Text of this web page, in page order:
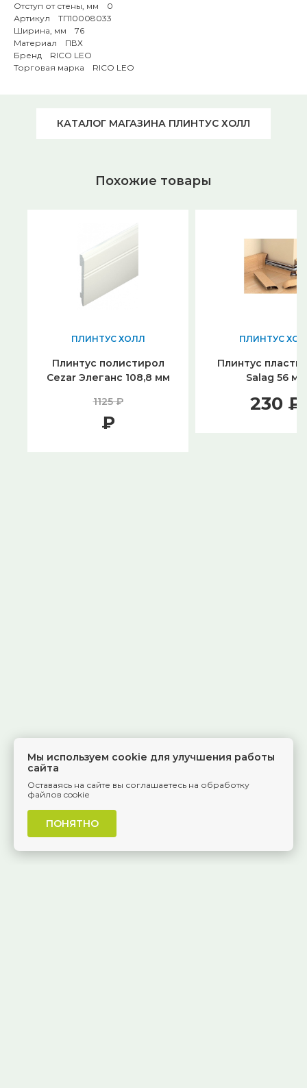
Отступ от стены, мм 0
Артикул ТП10008033
Ширина, мм 76
Материал ПВХ
Бренд RICO LEO
Торговая марка RICO LEO
КАТАЛОГ МАГАЗИНА ПЛИНТУС ХОЛЛ
Похожие товары
ПЛИНТУС ХОЛЛ
Плинтус полистирол
Cezar Элеганс 108,8 мм
1125 ₽
₽
ПЛИНТУС
Плинтус
Salag 56 мм
230 ₽
Мы используем cookie для улучшения работы
сайта
Оставаясь на сайте вы соглашаетесь на обработку
файлов cookie
ПОНЯТНО